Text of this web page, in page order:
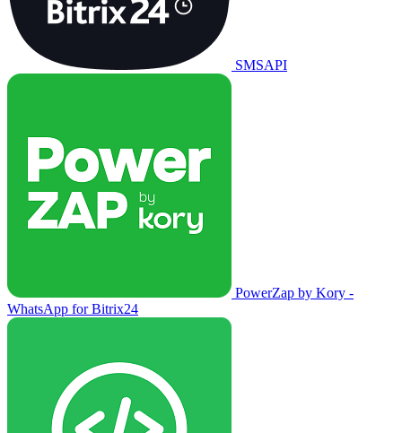
SMSAPI
PowerZap by Kory -
WhatsApp for Bitrix24